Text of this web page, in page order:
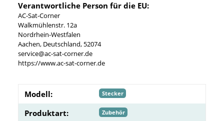
Verantwortliche Person für die EU:
AC-Sat-Corner
Walkmühlenstr. 12a
Nordrhein-Westfalen
Aachen, Deutschland, 52074
service@ac-sat-corner.de
https://www.ac-sat-corner.de
Modell: Stecker
Produktart: Zubehör